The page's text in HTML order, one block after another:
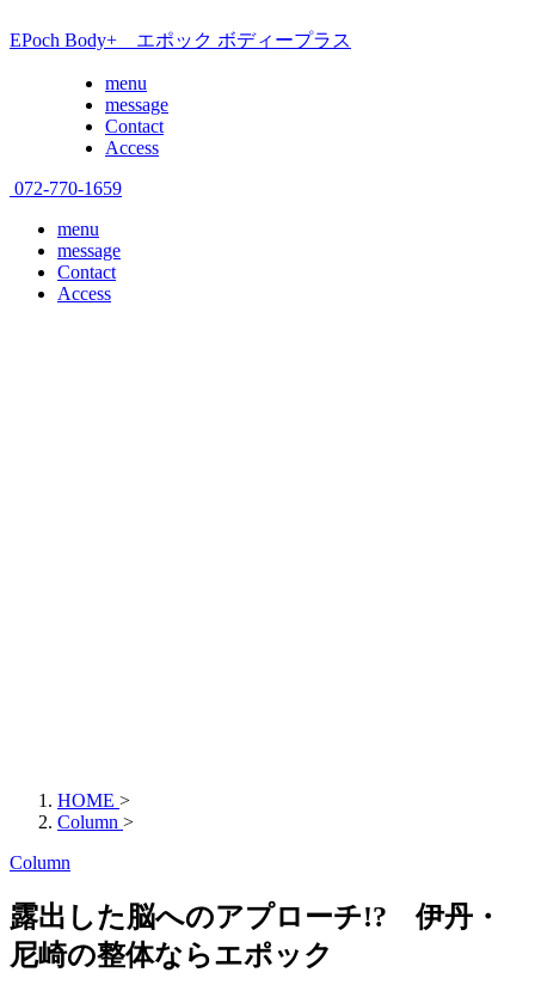
EPoch Body+ エポック ボディープラス
menu
message
Contact
Access
072-770-1659
menu
message
Contact
Access
HOME >
Column >
Column
露出した脳へのアプローチ!? 伊丹・
尼崎の整体ならエポック